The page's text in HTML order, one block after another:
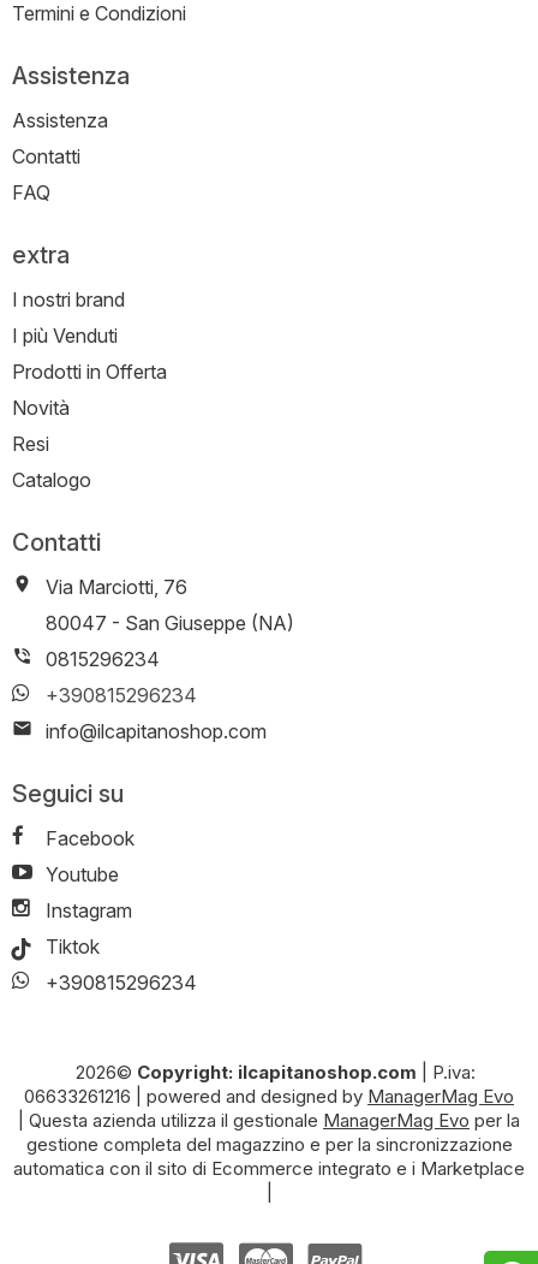
Termini e Condizioni
Assistenza
Assistenza
Contatti
FAQ
extra
I nostri brand
I più Venduti
Prodotti in Offerta
Novità
Resi
Catalogo
Contatti
Via Marciotti, 76
-
80047 - San Giuseppe (NA)
0815296234
+390815296234
info@ilcapitanoshop.com
Seguici su
Facebook
Youtube
Instagram
Tiktok
+390815296234
2026© Copyright: ilcapitanoshop.com
P.iva:
06633261216
powered and designed by ManagerMag Evo
| Questa azienda utilizza il gestionale ManagerMag Evo per la
gestione completa del magazzino e per la sincronizzazione
automatica con il sito di Ecommerce integrato e i Marketplace